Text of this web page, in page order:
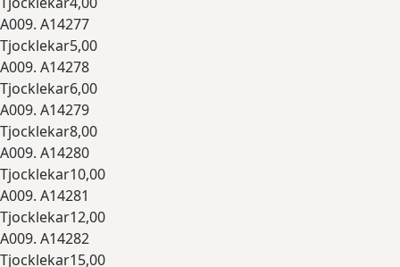
A009. A14277
Tjocklekar5,00
A009. A14278
Tjocklekar6,00
A009. A14279
Tjocklekar8,00
A009. A14280
Tjocklekar10,00
A009. A14281
Tjocklekar12,00
A009. A14282
Tjocklekar15,00